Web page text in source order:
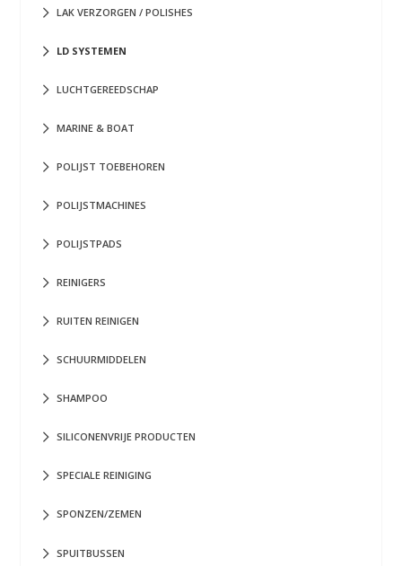
LAK VERZORGEN / POLISHES
LD SYSTEMEN
LUCHTGEREEDSCHAP
MARINE & BOAT
POLIJST TOEBEHOREN
POLIJSTMACHINES
POLIJSTPADS
REINIGERS
RUITEN REINIGEN
SCHUURMIDDELEN
SHAMPOO
SILICONENVRIJE PRODUCTEN
SPECIALE REINIGING
SPONZEN/ZEMEN
SPUITBUSSEN